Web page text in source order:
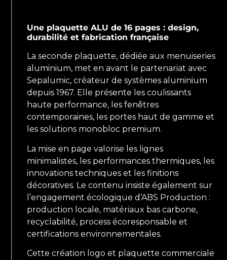
Une plaquette ALU de 16 pages : design,
durabilité et fabrication française
La seconde plaquette, dédiée aux menuiseries
aluminium, met en avant le partenariat avec
Sepalumic, créateur de systèmes aluminium
depuis 1967. Elle présente les coulissants
haute performance, les fenêtres
contemporaines, les portes haut de gamme et
les solutions monobloc premium.
La mise en page valorise les lignes
minimalistes, les performances thermiques, les
innovations techniques et les finitions
décoratives. Le contenu insiste également sur
l’engagement écologique d’ABS Production :
production locale, matériaux bas carbone,
recyclabilité, process écoresponsable et
certifications environnementales.
Cette création logo et plaquette commerciale